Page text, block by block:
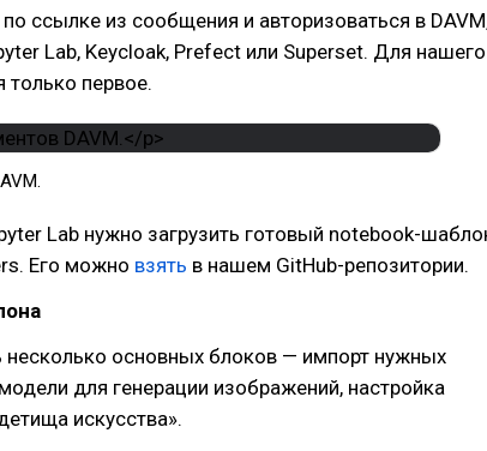
по ссылке из сообщения и авторизоваться в
Lab, Keycloak, Prefect или Superset. Для нашего
только первое.
Lab нужно загрузить готовый notebook-
Его можно взять в нашем GitHub-репозитории.
несколько основных блоков — импорт нужных
для генерации изображений, настройка
искусства».